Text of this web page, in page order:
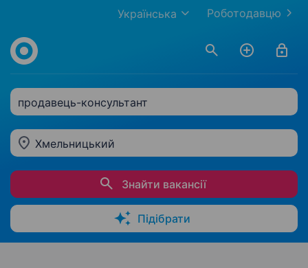
Роботодавцю
Українська
продавець-консультант
Хмельницький
Знайти вакансії
Підібрати